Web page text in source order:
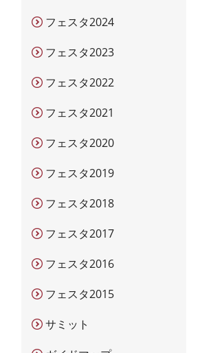
フェスタ2024
フェスタ2023
フェスタ2022
フェスタ2021
フェスタ2020
フェスタ2019
フェスタ2018
フェスタ2017
フェスタ2016
フェスタ2015
サミット